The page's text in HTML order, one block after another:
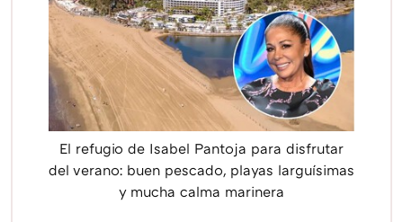
El refugio de Isabel Pantoja para disfrutar
del verano: buen pescado, playas larguísimas
y mucha calma marinera